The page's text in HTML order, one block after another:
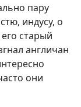
пару
индусу, о
старый
англичан
они